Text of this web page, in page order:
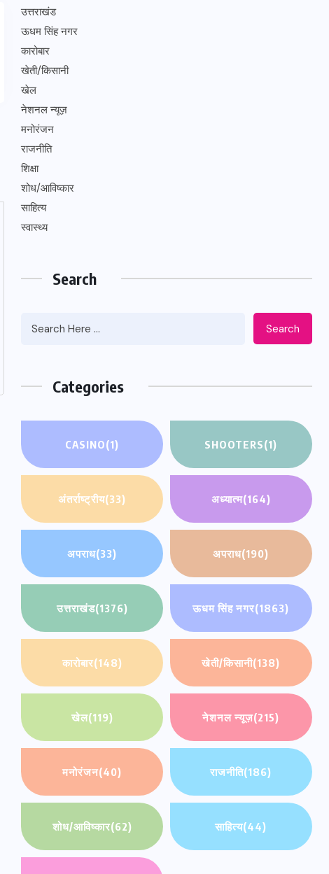
उत्तराखंड
ऊधम सिंह नगर
कारोबार
खेती/किसानी
खेल
नेशनल न्यूज़
मनोरंजन
राजनीति
शिक्षा
शोध/आविष्कार
साहित्य
स्वास्थ्य
Search
Search
Categories
CASINO(1) SHOOTERS(1)
अंतर्राष्ट्रीय(33) अध्यात्म(164)
अपराध(33) अपराध(190)
उत्तराखंड(1376) ऊधम सिंह नगर(1863)
कारोबार(148) खेती/किसानी(138)
खेल(119) नेशनल न्यूज़(215)
मनोरंजन(40) राजनीति(186)
शोध/आविष्कार(62) साहित्य(44)